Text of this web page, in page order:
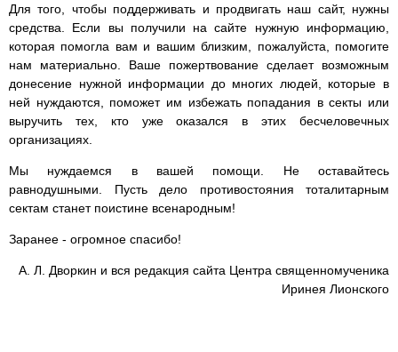
Для того, чтобы поддерживать и продвигать наш сайт, нужны
средства. Если вы получили на сайте нужную информацию,
которая помогла вам и вашим близким, пожалуйста, помогите
нам материально. Ваше пожертвование сделает возможным
донесение нужной информации до многих людей, которые в
ней нуждаются, поможет им избежать попадания в секты или
выручить тех, кто уже оказался в этих бесчеловечных
организациях.
Мы нуждаемся в вашей помощи. Не оставайтесь
равнодушными. Пусть дело противостояния тоталитарным
сектам станет поистине всенародным!
Заранее - огромное спасибо!
А. Л. Дворкин и вся редакция сайта Центра священномученика
Иринея Лионского